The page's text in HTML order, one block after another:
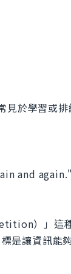
見於學習或排
and again."
）」這
是讓資訊能